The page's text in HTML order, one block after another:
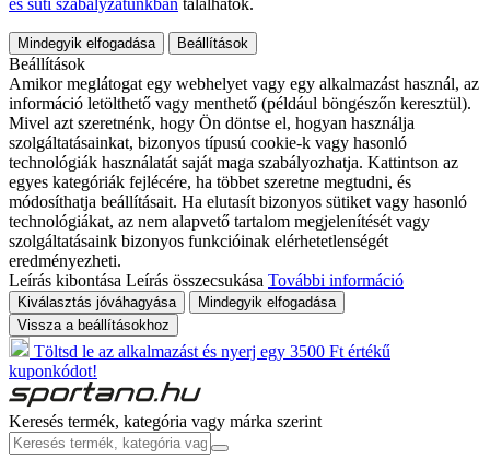
és süti szabályzatunkban találhatók.
Mindegyik elfogadása Beállítások
Beállítások
Amikor meglátogat egy webhelyet vagy egy alkalmazást használ, az
információ letölthető vagy menthető (például böngészőn keresztül).
Mivel azt szeretnénk, hogy Ön döntse el, hogyan használja
szolgáltatásainkat, bizonyos típusú cookie-k vagy hasonló
technológiák használatát saját maga szabályozhatja. Kattintson az
egyes kategóriák fejlécére, ha többet szeretne megtudni, és
módosíthatja beállításait. Ha elutasít bizonyos sütiket vagy hasonló
technológiákat, az nem alapvető tartalom megjelenítését vagy
szolgáltatásaink bizonyos funkcióinak elérhetetlenségét
eredményezheti.
Leírás kibontása Leírás összecsukása További információ
Kiválasztás jóváhagyása
Mindegyik elfogadása
Vissza a beállításokhoz
Töltsd le az alkalmazást és nyerj egy 3500 Ft értékű
kuponkódot!
Keresés termék, kategória vagy márka szerint